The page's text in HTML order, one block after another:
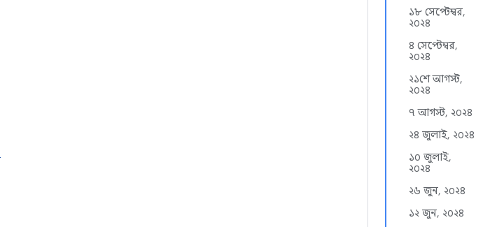
১৮ সেপ্টেম্বর,
২০২৪
৪ সেপ্টেম্বর,
২০২৪
২১শে আগস্ট,
২০২৪
৭ আগস্ট, ২০২৪
২৪ জুলাই, ২০২৪
১০ জুলাই,
২০২৪
২৬ জুন, ২০২৪
১২ জুন, ২০২৪